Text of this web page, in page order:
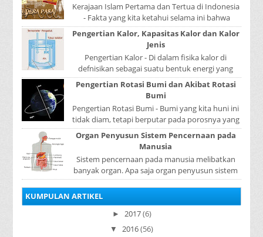
Kerajaan Islam Pertama dan Tertua di Indonesia
- Fakta yang kita ketahui selama ini bahwa
kerajaan Samudera Pasai merupakan kerajaan ...
Pengertian Kalor, Kapasitas Kalor dan Kalor
Jenis
Pengertian Kalor - Di dalam fisika kalor di
defnisikan sebagai suatu bentuk energi yang
dapat berpindah atau mengalir dari benda yang
...
Pengertian Rotasi Bumi dan Akibat Rotasi
Bumi
Pengertian Rotasi Bumi - Bumi yang kita huni ini
tidak diam, tetapi berputar pada porosnya yang
disebut rotasi bumi. Waktu yang diperlukan...
Organ Penyusun Sistem Pencernaan pada
Manusia
Sistem pencernaan pada manusia melibatkan
banyak organ. Apa saja organ penyusun sistem
pencernaan pada manusia ? Organ penyusun
KUMPULAN ARTIKEL
► 2017(6)
▼ 2016(56)